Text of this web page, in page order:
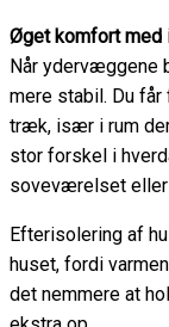
Øget komfort med
Når ydervæggene
mere stabil. Du
træk, især i rum der
stor forskel i
soveværelset eller
Efterisolering af
huset, fordi
det nemmere at